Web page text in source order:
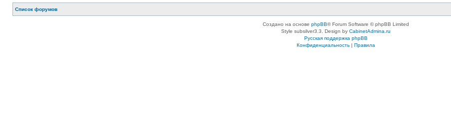
Список форумов
Создано на основе phpBB® Forum Software © phpBB Limited
Style subsilver3.3. Design by CabinetAdmina.ru
Русская поддержка phpBB
Конфиденциальность| Правила